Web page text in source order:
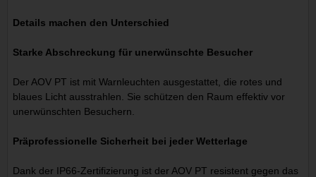
Details machen den Unterschied
Starke Abschreckung für unerwünschte Besucher
Der AOV PT ist mit Warnleuchten ausgestattet, die rotes und
blaues Licht ausstrahlen. Sie schützen den Raum effektiv vor
unerwünschten Besuchern.
Präprofessionelle Sicherheit bei jeder Wetterlage
Dank der IP66-Zertifizierung ist der AOV PT resistent gegen das